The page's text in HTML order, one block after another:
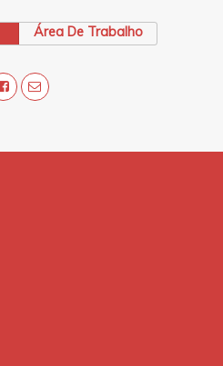
Área De Trabalho